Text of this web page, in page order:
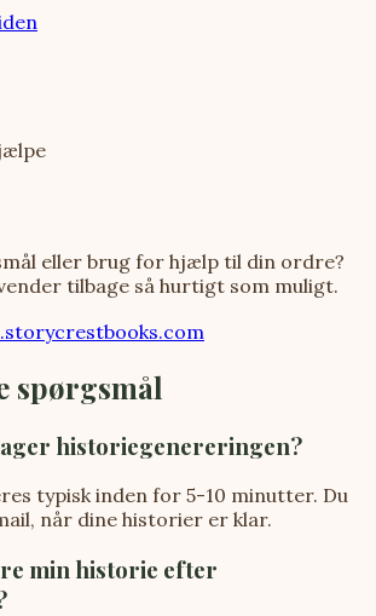
eller brug for hjælp til din ordre?
tilbage så hurtigt som muligt.
spørgsmål
historiegenereringen?
typisk inden for 5-10 minutter. Du
når dine historier er klar.
min historie efter